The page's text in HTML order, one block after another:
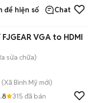
để hiện số Chat
VGA to HDMI
sửa chữa)
(Xã Bình Mỹ mới)
315 đã bán